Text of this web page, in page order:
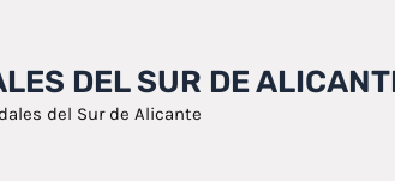
DEL SUR DE
del Sur de Alicante